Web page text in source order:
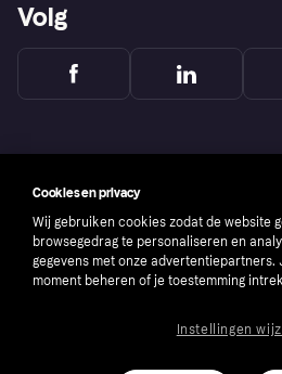
Volg
Cookies en privacy
Wij gebruiken cookies zodat de website
browsegedrag te personaliseren en
gegevens met onze
moment beheren of je toestemming
Instellingen